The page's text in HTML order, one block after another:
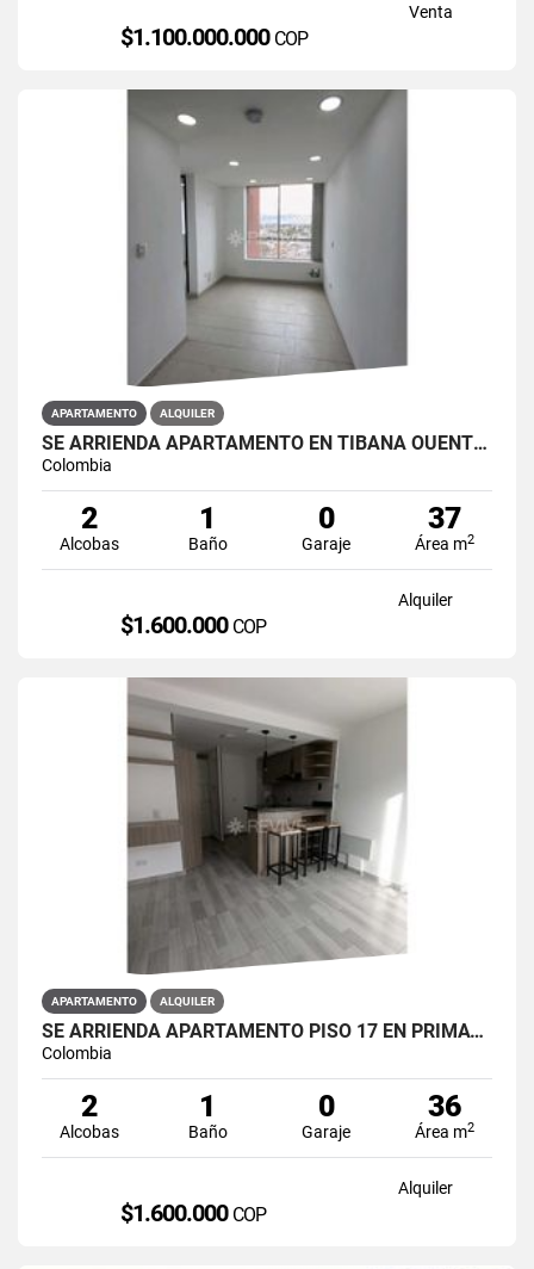
Venta
$1.100.000.000 COP
APARTAMENTO ALQUILER
SE ARRIENDA APARTAMENTO EN TIBANA OUENTE ARANDA CONJUNTO OPORTO
Colombia
2
Alcobas
1
Baño
0
Garaje
37
Área m2
Alquiler
$1.600.000 COP
APARTAMENTO ALQUILER
SE ARRIENDA APARTAMENTO PISO 17 EN PRIMAVERA 6-39 PUENTE ARANDA
Colombia
2
Alcobas
1
Baño
0
Garaje
36
Área m2
Alquiler
$1.600.000 COP